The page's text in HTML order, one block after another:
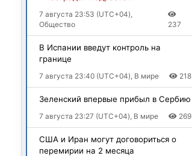
7 августа 23:53 (UTC+04),
Общество
237
В Испании введут контроль на
границе
7 августа 23:40 (UTC+04), В мире 218
Зеленский впервые прибыл в Сербию
7 августа 23:27 (UTC+04), В мире 269
США и Иран могут договориться о
перемирии на 2 месяца